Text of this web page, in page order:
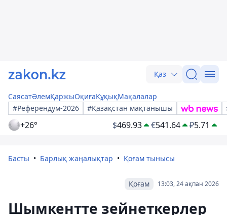
Қаз
СаясатӘлемҚаржыОқиғаҚұқықМақалалар
#Референдум-2026
#Қазақстан мақтанышы
+26° $469.93 €541.64 ₽5.71
Басты Барлық жаңалықтар Қоғам тынысы
13:03, 24 ақпан 2026
Қоғам
Шымкентте зейнеткерлер